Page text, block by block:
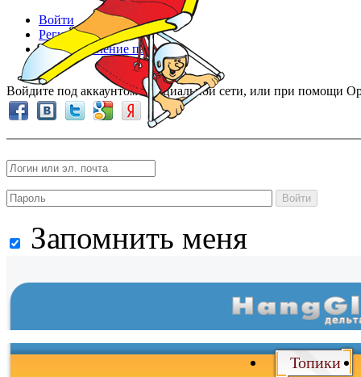
Войти
Регистрация
Восстановление пароля
Войдите под аккаунтом в социальной сети, или при помощи
Войти
Запомнить меня
Войти
Топики